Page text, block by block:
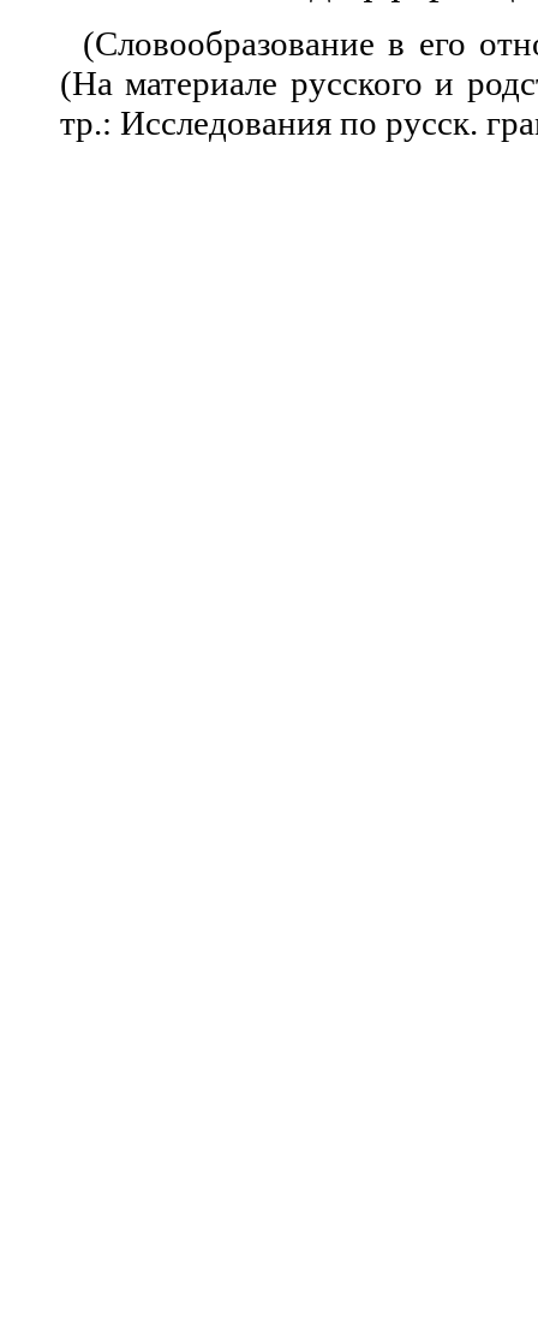
(Словообразование в его
(На материале русского и
тр.: Исследования по русск.